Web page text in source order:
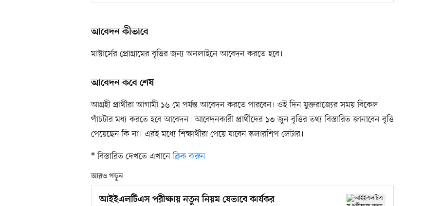
আবেদন কীভাবে
মাস্টার্সের প্রোগ্রামের বৃত্তির জন্য অনলাইনে আবেদন করতে হবে।
আবেদন কবে শেষ
আগ্রহী প্রার্থীরা আগামী ১৬ মে পর্যন্ত আবেদন করতে পারবেন। ওই দিন যুক্তরাজ্যের সময় বিকেল
পাঁচটার মধ্য করতে হবে আবেদন। আবেদনকারী প্রার্থীদের ১৩ জুন বৃত্তির তথ্য বিস্তারিত জানাবেন বৃত্তি
পেয়েছেন কি না। এরই মধ্যে শিক্ষার্থীরা পেয়ে যাবেন স্কলারশিপ লেটার।
* বিস্তারিত দেখতে এখানেক্লিক করুন
আরও পড়ুন
আইইএলটিএস পরীক্ষায় নতুন নিয়ম যেভাবে কার্যকর